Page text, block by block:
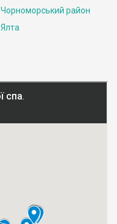
Чорноморський район
Ялта